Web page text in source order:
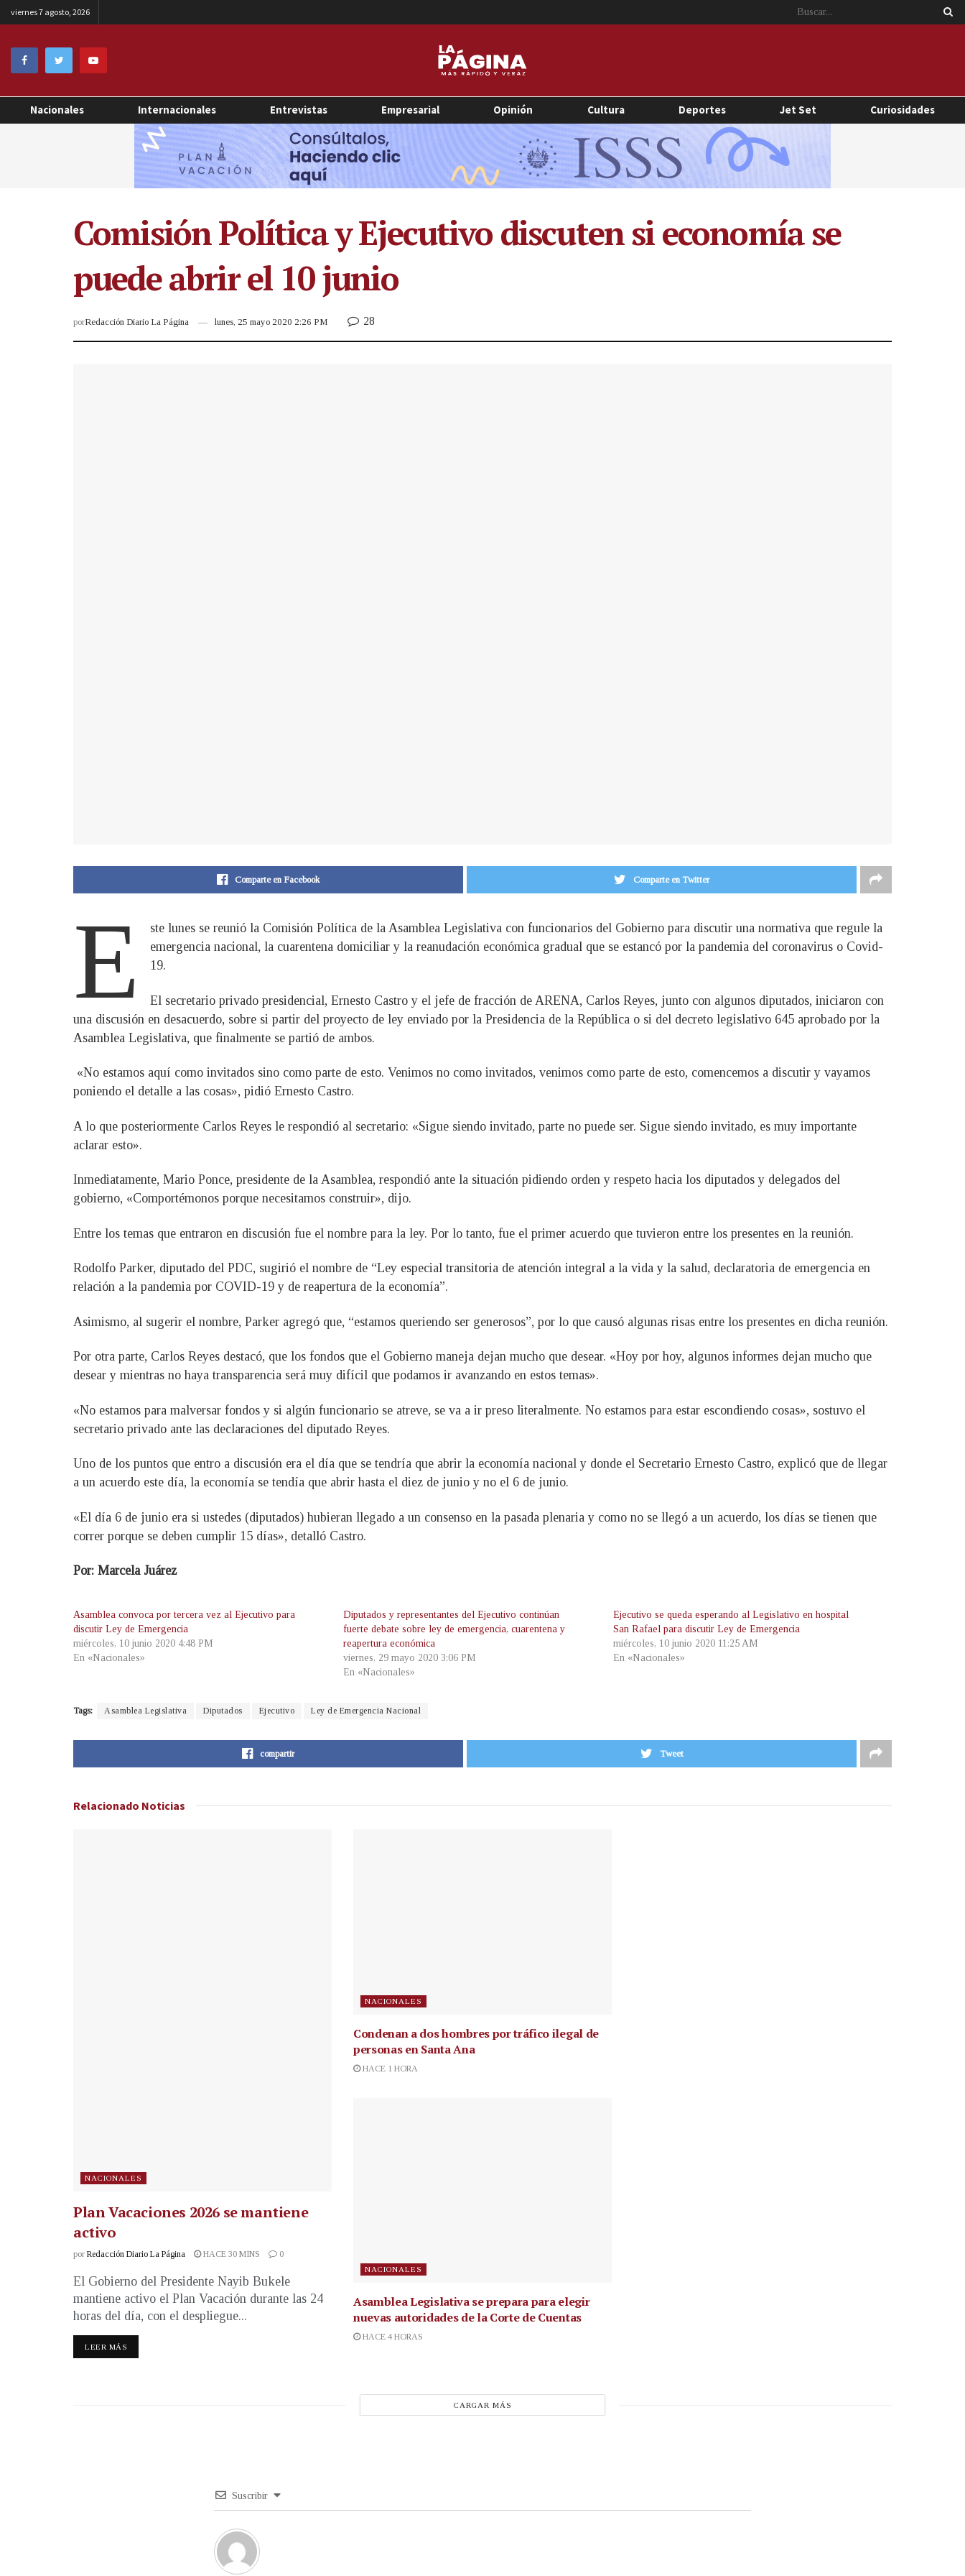
viernes 7 agosto, 2026
Nacionales Internacionales Entrevistas Empresarial Opinión Cultura Deportes Jet Set Curiosidades
Comisión Política y Ejecutivo discuten si economía se
puede abrir el 10 junio
porRedacción Diario La Página lunes, 25 mayo 2020 2:26 PM 28
Comparte en Facebook Comparte en Twitter
E
ste lunes se reunió la Comisión Política de la Asamblea Legislativa con funcionarios del Gobierno para discutir una normativa que regule la
emergencia nacional, la cuarentena domiciliar y la reanudación económica gradual que se estancó por la pandemia del coronavirus o Covid-
19.
El secretario privado presidencial, Ernesto Castro y el jefe de fracción de ARENA, Carlos Reyes, junto con algunos diputados, iniciaron con
una discusión en desacuerdo, sobre si partir del proyecto de ley enviado por la Presidencia de la República o si del decreto legislativo 645 aprobado por la
Asamblea Legislativa, que finalmente se partió de ambos.
«No estamos aquí como invitados sino como parte de esto. Venimos no como invitados, venimos como parte de esto, comencemos a discutir y vayamos
poniendo el detalle a las cosas», pidió Ernesto Castro.
A lo que posteriormente Carlos Reyes le respondió al secretario: «Sigue siendo invitado, parte no puede ser. Sigue siendo invitado, es muy importante
aclarar esto».
Inmediatamente, Mario Ponce, presidente de la Asamblea, respondió ante la situación pidiendo orden y respeto hacia los diputados y delegados del
gobierno, «Comportémonos porque necesitamos construir», dijo.
Entre los temas que entraron en discusión fue el nombre para la ley. Por lo tanto, fue el primer acuerdo que tuvieron entre los presentes en la reunión.
Rodolfo Parker, diputado del PDC, sugirió el nombre de “Ley especial transitoria de atención integral a la vida y la salud, declaratoria de emergencia en
relación a la pandemia por COVID-19 y de reapertura de la economía”.
Asimismo, al sugerir el nombre, Parker agregó que, “estamos queriendo ser generosos”, por lo que causó algunas risas entre los presentes en dicha reunión.
Por otra parte, Carlos Reyes destacó, que los fondos que el Gobierno maneja dejan mucho que desear. «Hoy por hoy, algunos informes dejan mucho que
desear y mientras no haya transparencia será muy difícil que podamos ir avanzando en estos temas».
«No estamos para malversar fondos y si algún funcionario se atreve, se va a ir preso literalmente. No estamos para estar escondiendo cosas», sostuvo el
secretario privado ante las declaraciones del diputado Reyes.
Uno de los puntos que entro a discusión era el día que se tendría que abrir la economía nacional y donde el Secretario Ernesto Castro, explicó que de llegar
a un acuerdo este día, la economía se tendía que abrir hasta el diez de junio y no el 6 de junio.
«El día 6 de junio era si ustedes (diputados) hubieran llegado a un consenso en la pasada plenaria y como no se llegó a un acuerdo, los días se tienen que
correr porque se deben cumplir 15 días», detalló Castro.
Por: Marcela Juárez
Asamblea convoca por tercera vez al Ejecutivo para
discutir Ley de Emergencia
miércoles, 10 junio 2020 4:48 PM
En «Nacionales»
Diputados y representantes del Ejecutivo continúan
fuerte debate sobre ley de emergencia, cuarentena y
reapertura económica
viernes, 29 mayo 2020 3:06 PM
En «Nacionales»
Ejecutivo se queda esperando al Legislativo en hospital
San Rafael para discutir Ley de Emergencia
miércoles, 10 junio 2020 11:25 AM
En «Nacionales»
Tags: Asamblea Legislativa Diputados Ejecutivo Ley de Emergencia Nacional
compartir Tweet
Relacionado Noticias
NACIONALES
Plan Vacaciones 2026 se mantiene
activo
por Redacción Diario La Página HACE 30 MINS 0
El Gobierno del Presidente Nayib Bukele
mantiene activo el Plan Vacación durante las 24
horas del día, con el despliegue...
LEER MÁS
NACIONALES
Condenan a dos hombres por tráfico ilegal de
personas en Santa Ana
HACE 1 HORA
NACIONALES
Asamblea Legislativa se prepara para elegir
nuevas autoridades de la Corte de Cuentas
HACE 4 HORAS
CARGAR MÁS
Suscribir